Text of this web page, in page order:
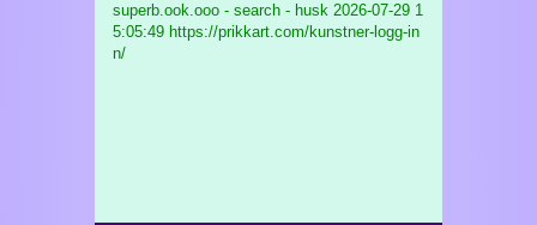
superb.ook.ooo - search - husk 2026-07-29 1
5:05:49 https://prikkart.com/kunstner-logg-in
n/